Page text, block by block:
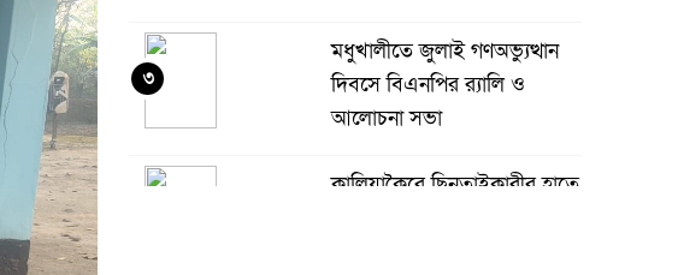
মধুখালীতে জুলাই গণঅভ্যুত্থান
দিবসে বিএনপির র‍্যালি ও
আলোচনা সভা
৩
কালিয়াকৈরে ছিনতাইকারীর হাতে